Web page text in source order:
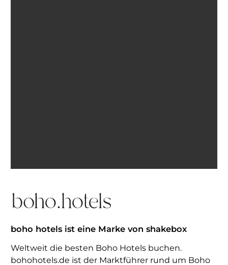
boho hotels ist eine Marke von shakebox
Weltweit die besten Boho Hotels buchen.
bohohotels.de ist der Marktführer rund um Boho